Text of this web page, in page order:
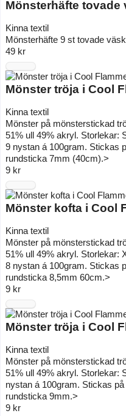
Mönsterhäfte tovade
Kinna textil
Mönsterhäfte 9 st tovade
49 kr
Mönster tröja i Cool
Kinna textil
Mönster på mönsterstickad
51% ull 49% akryl. Storlekar:
9 nystan á 100gram. Stickas
rundsticka 7mm (40cm).>
9 kr
Mönster kofta i Cool
Kinna textil
Mönster på mönsterstickad
51% ull 49% akryl. Storlekar:
8 nystan á 100gram. Stickas
rundsticka 8,5mm 60cm.>
9 kr
Mönster tröja i Cool
Kinna textil
Mönster på mönsterstickad
51% ull 49% akryl. Storlekar:
nystan á 100gram. Stickas
rundsticka 9mm.>
9 kr